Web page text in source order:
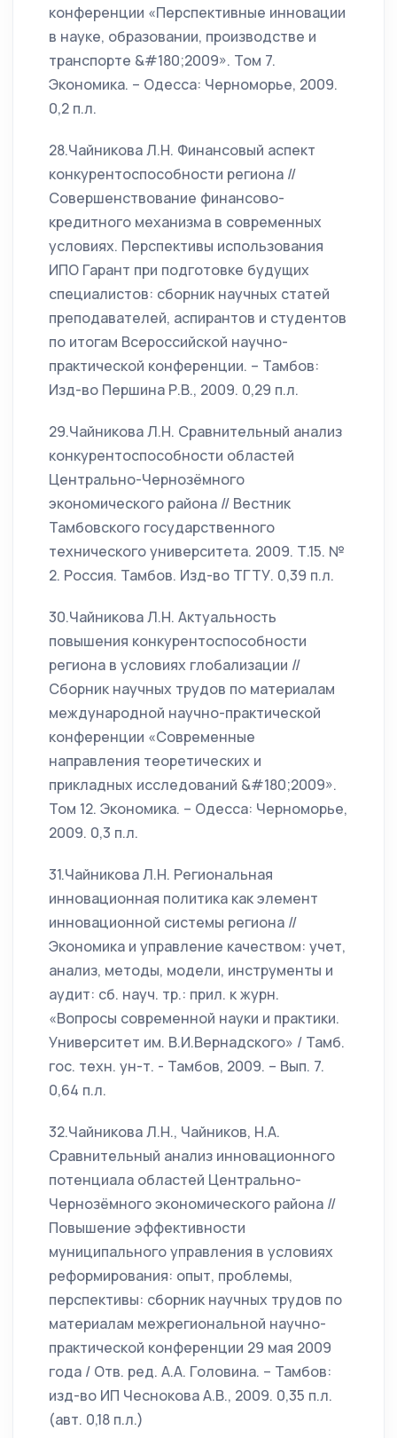
конференции «Перспективные инновации
в науке, образовании, производстве и
транспорте &#180;2009». Том 7.
Экономика. – Одесса: Черноморье, 2009.
0,2 п.л.
28.Чайникова Л.Н. Финансовый аспект
конкурентоспособности региона //
Совершенствование финансово-
кредитного механизма в современных
условиях. Перспективы использования
ИПО Гарант при подготовке будущих
специалистов: сборник научных статей
преподавателей, аспирантов и студентов
по итогам Всероссийской научно-
практической конференции. – Тамбов:
Изд-во Першина Р.В., 2009. 0,29 п.л.
29.Чайникова Л.Н. Сравнительный анализ
конкурентоспособности областей
Центрально-Чернозёмного
экономического района // Вестник
Тамбовского государственного
технического университета. 2009. Т.15. №
2. Россия. Тамбов. Изд-во ТГТУ. 0,39 п.л.
30.Чайникова Л.Н. Актуальность
повышения конкурентоспособности
региона в условиях глобализации //
Сборник научных трудов по материалам
международной научно-практической
конференции «Современные
направления теоретических и
прикладных исследований &#180;2009».
Том 12. Экономика. – Одесса: Черноморье,
2009. 0,3 п.л.
31.Чайникова Л.Н. Региональная
инновационная политика как элемент
инновационной системы региона //
Экономика и управление качеством: учет,
анализ, методы, модели, инструменты и
аудит: сб. науч. тр.: прил. к журн.
«Вопросы современной науки и практики.
Университет им. В.И.Вернадского» / Тамб.
гос. техн. ун-т. - Тамбов, 2009. – Вып. 7.
0,64 п.л.
32.Чайникова Л.Н., Чайников, Н.А.
Сравнительный анализ инновационного
потенциала областей Центрально-
Чернозёмного экономического района //
Повышение эффективности
муниципального управления в условиях
реформирования: опыт, проблемы,
перспективы: сборник научных трудов по
материалам межрегиональной научно-
практической конференции 29 мая 2009
года / Отв. ред. А.А. Головина. – Тамбов:
изд-во ИП Чеснокова А.В., 2009. 0,35 п.л.
(авт. 0,18 п.л.)